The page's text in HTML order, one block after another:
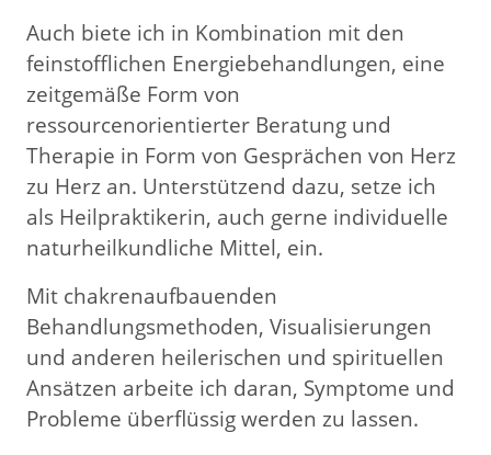
Auch biete ich in Kombination mit den
feinstofflichen Energiebehandlungen, eine
zeitgemäße Form von
ressourcenorientierter Beratung und
Therapie in Form von Gesprächen von Herz
zu Herz an. Unterstützend dazu, setze ich
als Heilpraktikerin, auch gerne individuelle
naturheilkundliche Mittel, ein.
Mit chakrenaufbauenden
Behandlungsmethoden, Visualisierungen
und anderen heilerischen und spirituellen
Ansätzen arbeite ich daran, Symptome und
Probleme überflüssig werden zu lassen.